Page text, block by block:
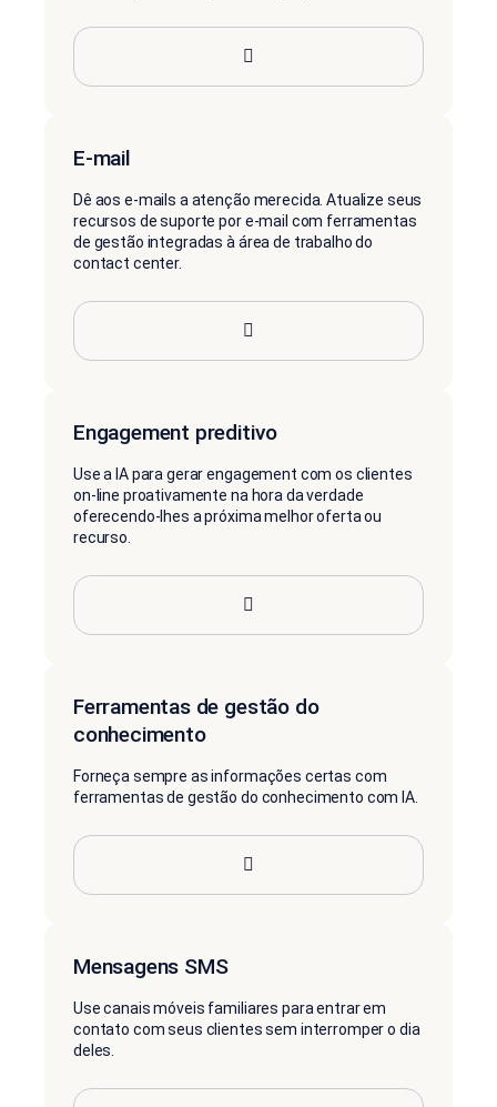
E-mail
Dê aos e-mails a atenção merecida. Atualize seus
recursos de suporte por e-mail com ferramentas
de gestão integradas à área de trabalho do
contact center.
Engagement preditivo
Use a IA para gerar engagement com os clientes
on-line proativamente na hora da verdade
oferecendo-lhes a próxima melhor oferta ou
recurso.
Ferramentas de gestão do
conhecimento
Forneça sempre as informações certas com
ferramentas de gestão do conhecimento com IA.
Mensagens SMS
Use canais móveis familiares para entrar em
contato com seus clientes sem interromper o dia
deles.